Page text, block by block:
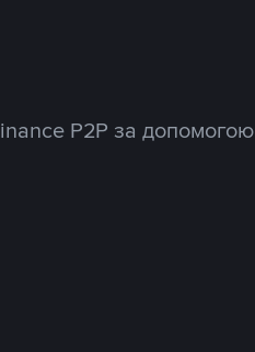
P2P за допомогою